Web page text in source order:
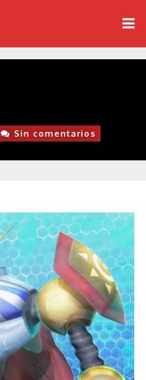
Sin comentarios